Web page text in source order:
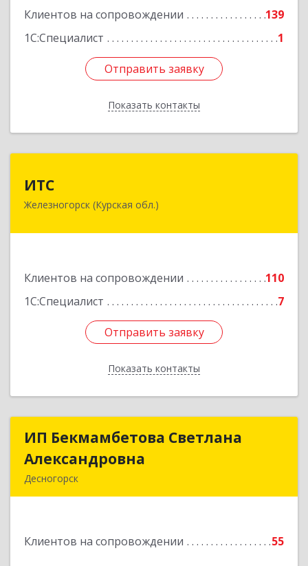
Клиентов на сопровождении
139
1С:Специалист
1
Отправить заявку
Показать контакты
Отправить заявку
Назад
ИТС
Железногорск (Курская обл.)
Клиентов на сопровождении
110
1С:Специалист
7
Отправить заявку
Показать контакты
307178, Курская обл, Железногорск г,
Отправить заявку
Назад
ИП Бекмамбетова Светлана
Александровна
Десногорск
Клиентов на сопровождении 55
ИП Бекмамбетова Светлана
Подробнее